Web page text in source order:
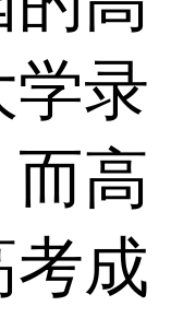
学录
高
考成